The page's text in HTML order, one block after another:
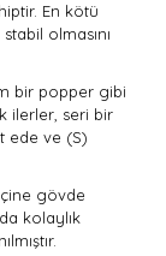
En kötü
olmasını
bir popper gibi
ilerler, seri bir
ede ve (S)
gövde
kolaylık